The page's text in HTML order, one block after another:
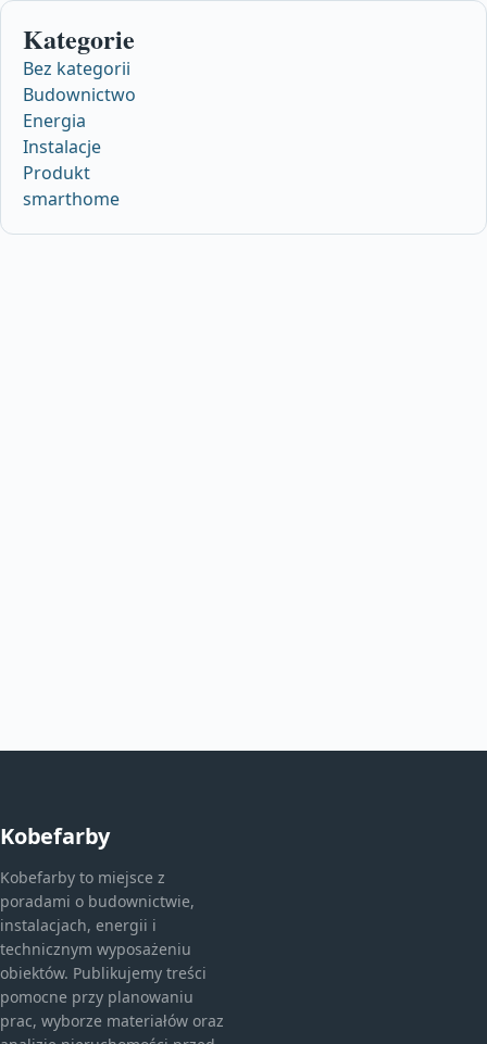
Kategorie
Bez kategorii
Budownictwo
Energia
Instalacje
Produkt
smarthome
Kobefarby
Kobefarby to miejsce z
poradami o budownictwie,
instalacjach, energii i
technicznym wyposażeniu
obiektów. Publikujemy treści
pomocne przy planowaniu
prac, wyborze materiałów oraz